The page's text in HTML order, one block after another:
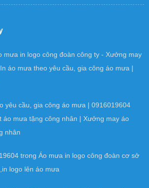
mưa in logo công đoàn công ty - Xưởng may
In áo mưa theo yêu cầu, gia công áo mưa |
yêu cầu, gia công áo mưa | 0916019604
áo mưa tặng công nhân | Xưởng may áo
nhân
trong Áo mưa in logo công đoàn cơ sở
logo lên áo mưa